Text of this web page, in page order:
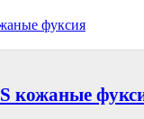
кожаные